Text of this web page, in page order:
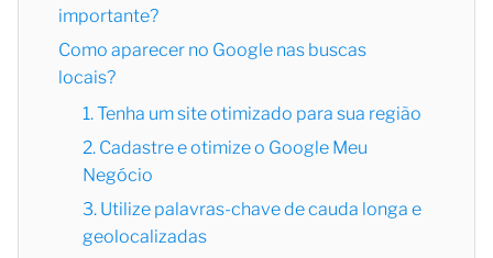
importante?
Como aparecer no Google nas buscas
locais?
1. Tenha um site otimizado para sua região
2. Cadastre e otimize o Google Meu
Negócio
3. Utilize palavras-chave de cauda longa e
geolocalizadas